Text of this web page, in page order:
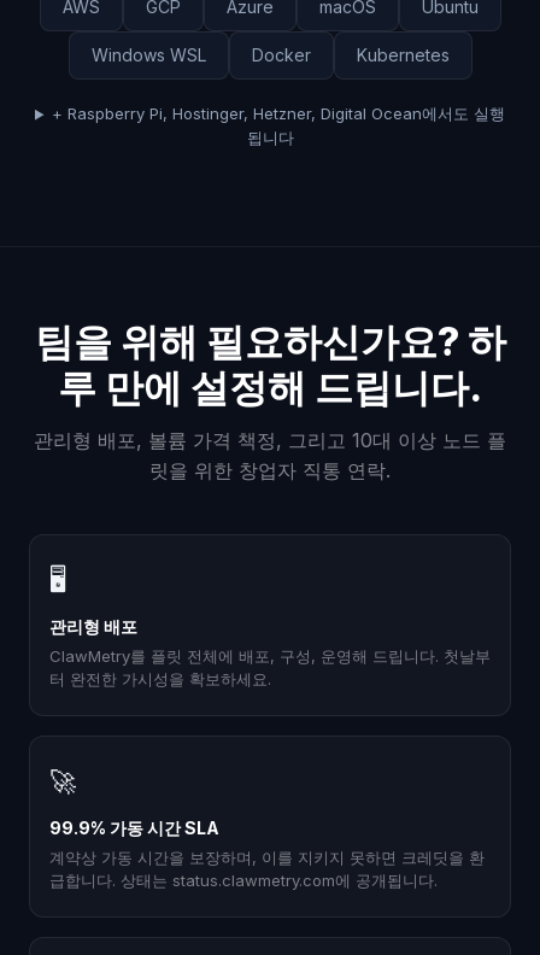
AWS GCP Azure macOS Ubuntu
Windows WSL Docker Kubernetes
+ Raspberry Pi, Hostinger, Hetzner, Digital Ocean에서도 실행
됩니다
팀을 위해 필요하신가요? 하
루 만에 설정해 드립니다.
관리형 배포, 볼륨 가격 책정, 그리고 10대 이상 노드 플
릿을 위한 창업자 직통 연락.
🖥
관리형 배포
ClawMetry를 플릿 전체에 배포, 구성, 운영해 드립니다. 첫날부
터 완전한 가시성을 확보하세요.
🚀
99.9% 가동 시간 SLA
계약상 가동 시간을 보장하며, 이를 지키지 못하면 크레딧을 환
급합니다. 상태는 status.clawmetry.com에 공개됩니다.